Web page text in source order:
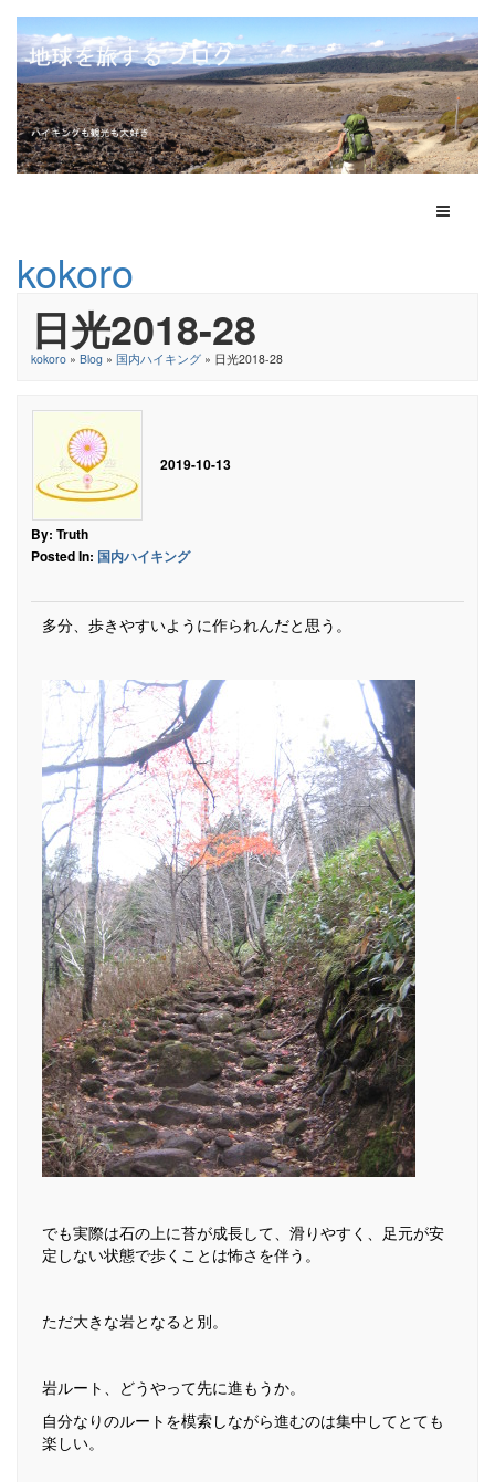
Toggle
kokoro
日光2018-28
kokoro » Blog » 国内ハイキング » 日光2018-28
2019-10-13
By: Truth
Posted In: 国内ハイキング
多分、歩きやすいように作られんだと思う。
でも実際は石の上に苔が成長して、滑りやすく、足元が安
定しない状態で歩くことは怖さを伴う。
ただ大きな岩となると別。
岩ルート、どうやって先に進もうか。
自分なりのルートを模索しながら進むのは集中してとても
楽しい。